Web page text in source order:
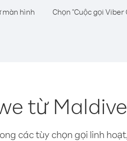
màn hình
Chọn "Cuộc gọi
từ
các tùy chọn gọi linh